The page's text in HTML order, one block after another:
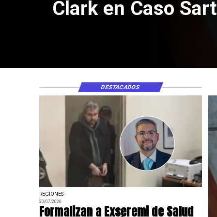
Clark en Caso
REGIONES
30/07/2026
Formalizan a Exseremi de Salud
DESTACADOS